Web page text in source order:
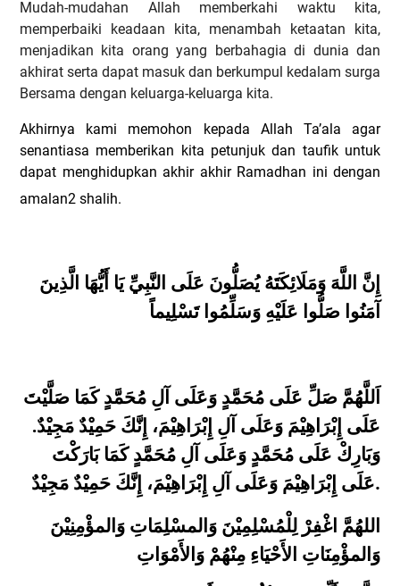
Mudah-mudahan Allah memberkahi waktu kita,
memperbaiki keadaan kita, menambah ketaatan kita,
menjadikan kita orang yang berbahagia di dunia dan
akhirat serta dapat masuk dan berkumpul kedalam surga
Bersama dengan keluarga-keluarga kita.
Akhirnya kami memohon kepada Allah Ta’ala agar
senantiasa memberikan kita petunjuk dan taufik untuk
dapat menghidupkan akhir akhir Ramadhan ini dengan
amalan2 shalih.
إِنَّ اللَّهَ وَمَلَائِكَتَهُ يُصَلُّونَ عَلَى النَّبِيِّ يَا أَيُّهَا الَّذِينَ
آمَنُوا صَلُّوا عَلَيْهِ وَسَلِّمُوا تَسْلِيماً
اَللَّهُمَّ صَلِّ عَلَى مُحَمَّدٍ وَعَلَى آلِ مُحَمَّدٍ كَمَا صَلَّيْتَ
عَلَى إِبْرَاهِيْمَ وَعَلَى آلِ إِبْرَاهِيْمَ، إِنَّكَ حَمِيْدٌ مَجِيْدٌ.
وَبَارِكْ عَلَى مُحَمَّدٍ وَعَلَى آلِ مُحَمَّدٍ كَمَا بَارَكْتَ
عَلَى إِبْرَاهِيْمَ وَعَلَى آلِ إِبْرَاهِيْمَ، إِنَّكَ حَمِيْدٌ مَجِيْدٌ.
اللهُمَّ اغْفِرْ لِلْمُسْلِمِيْنَ وَالمسْلِمَاتِ وَالمؤْمِنِيْنَ
وَالمؤْمِنَاتِ الأَحْيَاءِ مِنْهُمْ وَالأَمْوَاتِ